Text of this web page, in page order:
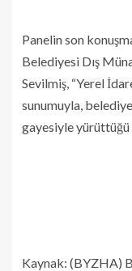
Panelin son
Belediyesi Dış
Sevilmiş, “Yerel
sunumuyla,
gayesiyle yürüttüğü
Kaynak: (BYZHA)